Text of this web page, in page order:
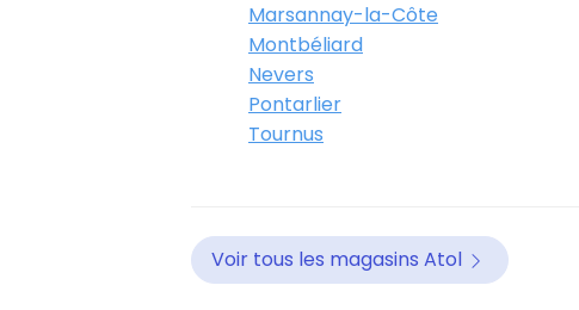
Marsannay-la-Côte
Montbéliard
Nevers
Pontarlier
Tournus
Voir tous les magasins Atol